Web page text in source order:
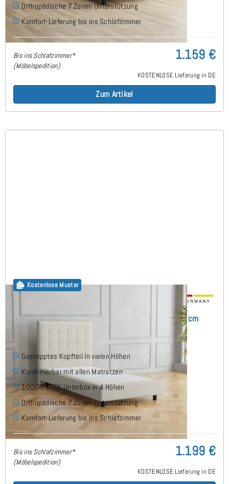
Orthopädische 7 Zonen Unterstützung
Komfort-Lieferung bis ins Schlafzimmer
Bis ins Schlafzimmer*
(Möbelspedition)
1.159 €
KOSTENLOSE Lieferung in DE
Zum Artikel
Kostenlose Muster
Monte Boxspringbett ohne Matratze 90x210 cm
Gestepptes Kopfteil in vielen Höhen
Kombinierbar mit allen Matratzen
1000er TTFK Unterbox in 4 Höhen
Orthopädische 7 Zonen Unterstützung
Komfort-Lieferung bis ins Schlafzimmer
Bis ins Schlafzimmer*
(Möbelspedition)
1.199 €
KOSTENLOSE Lieferung in DE